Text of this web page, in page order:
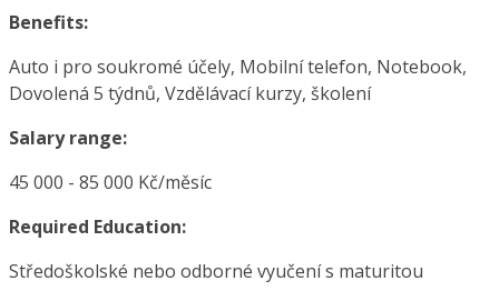
Benefits:
Auto i pro soukromé účely, Mobilní telefon, Notebook,
Dovolená 5 týdnů, Vzdělávací kurzy, školení
Salary range:
45 000 - 85 000 Kč/měsíc
Required Education:
Středoškolské nebo odborné vyučení s maturitou